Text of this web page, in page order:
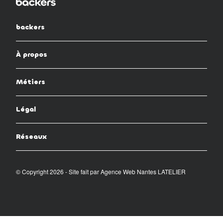
backers
À propos
Métiers
Légal
Réseaux
© Copyright 2026 - Site fait parAgence Web Nantes LATELIER